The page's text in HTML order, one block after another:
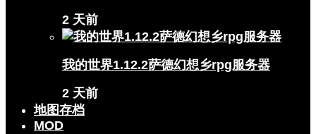
2 天前
我的世界1.12.2萨德幻想乡rpg服务器
2 天前
地图存档
MOD